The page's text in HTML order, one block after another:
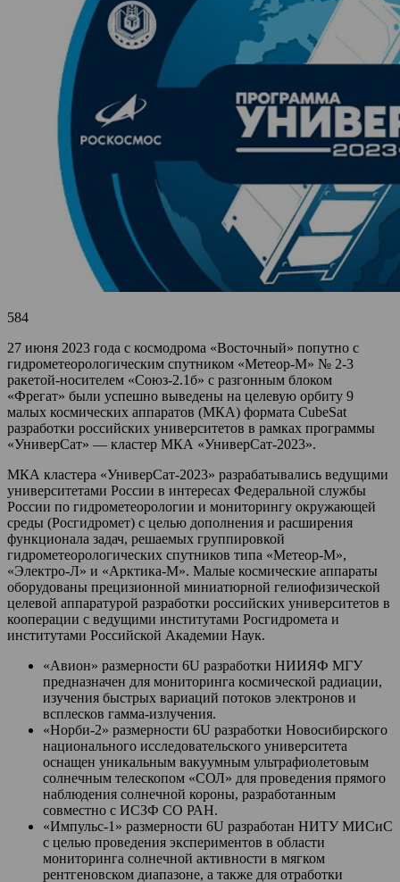
584
27 июня 2023 года с космодрома «Восточный» попутно с
гидрометеорологическим спутником «Метеор-М» № 2-3
ракетой-носителем «Союз-2.1б» с разгонным блоком
«Фрегат» были успешно выведены на целевую орбиту 9
малых космических аппаратов (МКА) формата CubeSat
разработки российских университетов в рамках программы
«УниверСат» — кластер МКА «УниверСат-2023».
МКА кластера «УниверСат-2023» разрабатывались ведущими
университетами России в интересах Федеральной службы
России по гидрометеорологии и мониторингу окружающей
среды (Росгидромет) с целью дополнения и расширения
функционала задач, решаемых группировкой
гидрометеорологических спутников типа «Метеор-М»,
«Электро-Л» и «Арктика-М». Малые космические аппараты
оборудованы прецизионной миниатюрной гелиофизической
целевой аппаратурой разработки российских университетов в
кооперации с ведущими институтами Росгидромета и
институтами Российской Академии Наук.
«Авион» размерности 6U разработки НИИЯФ МГУ
предназначен для мониторинга космической радиации,
изучения быстрых вариаций потоков электронов и
всплесков гамма-излучения.
«Норби-2» размерности 6U разработки Новосибирского
национального исследовательского университета
оснащен уникальным вакуумным ультрафиолетовым
солнечным телескопом «СОЛ» для проведения прямого
наблюдения солнечной короны, разработанным
совместно с ИСЗФ СО РАН.
«Импульс-1» размерности 6U разработан НИТУ МИСиС
с целью проведения экспериментов в области
мониторинга солнечной активности в мягком
рентгеновском диапазоне, а также для отработки